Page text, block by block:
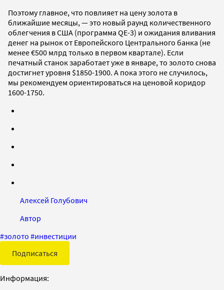
Поэтому главное, что повлияет на цену золота в
ближайшие месяцы, — это новый раунд количественного
облегчения в США (программа QE-3) и ожидания вливания
денег на рынок от Европейского Центрального банка (не
менее €500 млрд только в первом квартале). Если
печатный станок заработает уже в январе, то золото снова
достигнет уровня $1850-1900. А пока этого не случилось,
мы рекомендуем ориентироваться на ценовой коридор
1600-1750.
Алексей Голубович
Автор
#золото #инвестиции
Подписаться
Информация: